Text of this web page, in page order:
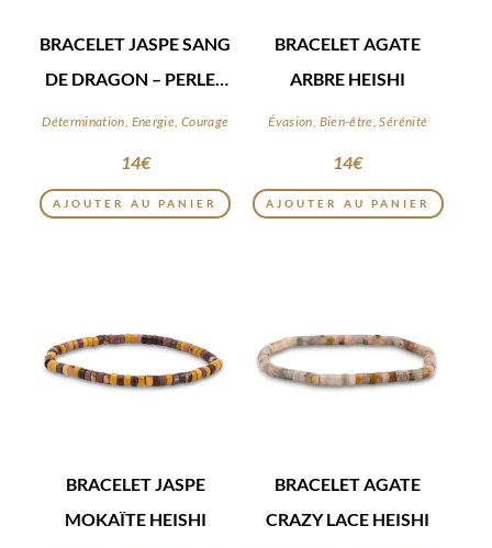
BRACELET JASPE SANG
DE DRAGON – PERLES
HEISHI
Détermination, Energie, Courage
14€
AJOUTER AU PANIER
BRACELET AGATE
ARBRE HEISHI
Évasion, Bien-être, Sérénité
14€
AJOUTER AU PANIER
BRACELET JASPE
MOKAÏTE HEISHI
BRACELET AGATE
CRAZY LACE HEISHI